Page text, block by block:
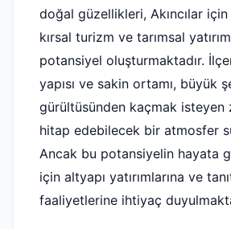
doğal güzellikleri, Akıncılar
kırsal turizm ve tarımsal
potansiyel oluşturmaktadır.
yapısı ve sakin ortamı, büyük
gürültüsünden kaçmak isteyen
hitap edebilecek bir atmosfer
Ancak bu potansiyelin hayata
için altyapı yatırımlarına ve
faaliyetlerine ihtiyaç